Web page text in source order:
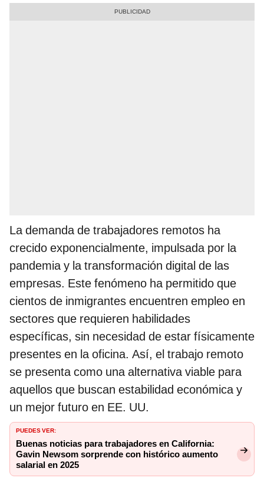
La demanda de trabajadores remotos ha
crecido exponencialmente, impulsada por la
pandemia y la transformación digital de las
empresas. Este fenómeno ha permitido que
cientos de inmigrantes encuentren empleo en
sectores que requieren habilidades
específicas, sin necesidad de estar físicamente
presentes en la oficina. Así, el trabajo remoto
se presenta como una alternativa viable para
aquellos que buscan estabilidad económica y
un mejor futuro en EE. UU.
PUEDES VER:
Buenas noticias para trabajadores en California:
Gavin Newsom sorprende con histórico aumento
salarial en 2025